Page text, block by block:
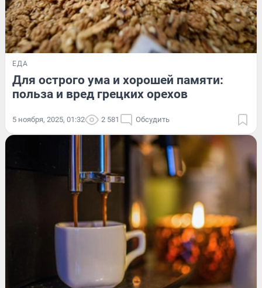
ЕДА
Для острого ума и хорошей памяти:
польза и вред грецких орехов
5 ноября, 2025, 01:32 2 581 Обсудить